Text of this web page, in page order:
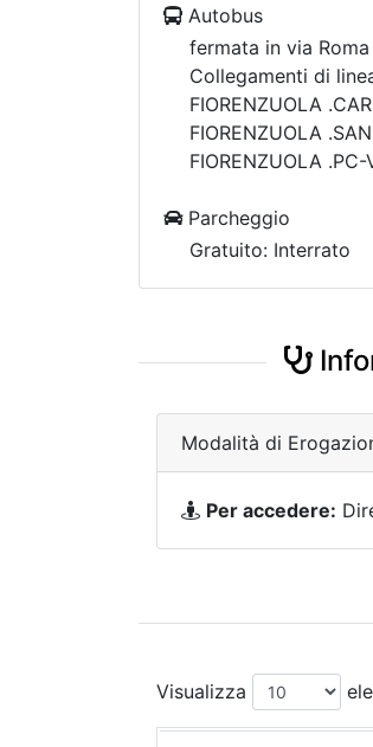
Autobus
fermata in via
Collegamenti di
FIORENZUOLA
FIORENZUOLA
FIORENZUOLA .PC-
Parcheggio
Gratuito: Interrato
Modalità di
Per accedere:
Visualizza